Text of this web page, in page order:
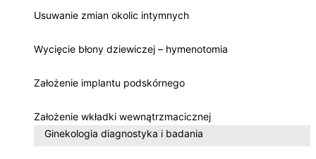
Usuwanie zmian okolic intymnych
Wycięcie błony dziewiczej – hymenotomia
Założenie implantu podskórnego
Założenie wkładki wewnątrzmacicznej
Ginekologia diagnostyka i badania